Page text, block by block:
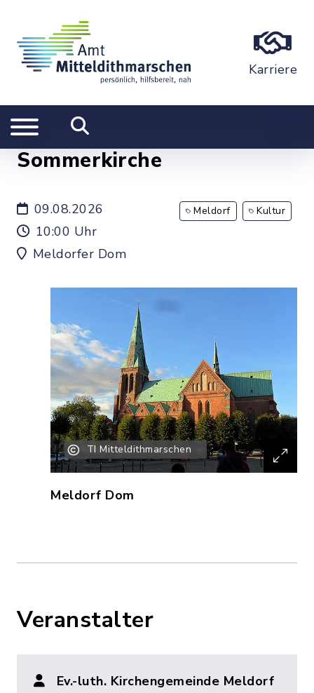
Karriere
Sommerkirche
09.08.2026
10:00 Uhr
Meldorfer Dom
Meldorf Kultur
TI Mitteldithmarschen
Meldorf Dom
Veranstalter
Ev.-luth. Kirchengemeinde Meldorf